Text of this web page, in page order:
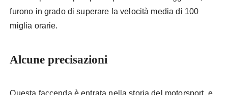
furono in grado di superare la velocità media di 100
miglia orarie.
Alcune precisazioni
Questa faccenda è entrata nella storia del motorsport, e